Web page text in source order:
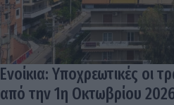
Ενοίκια: Υποχρεωτικές οι
από την 1η Οκτωβρίου